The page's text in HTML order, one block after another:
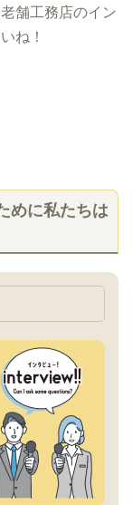
舗工務店のイン
ね！
めに私たちは